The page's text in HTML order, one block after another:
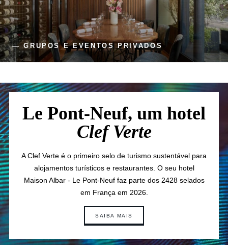
— GRUPOS E EVENTOS PRIVADOS
Le Pont-Neuf, um hotel
Clef Verte
A Clef Verte é o primeiro selo de turismo sustentável para
alojamentos turísticos e restaurantes. O seu hotel
Maison Albar - Le Pont-Neuf faz parte dos 2428 selados
em França em 2026.
SAIBA MAIS